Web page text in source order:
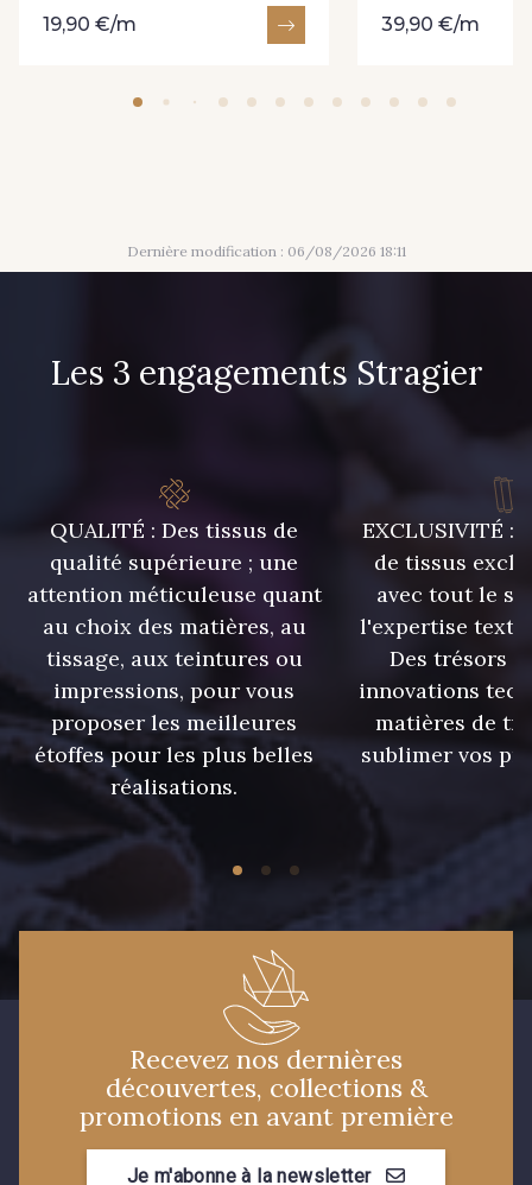
19,90 €/m 39,90 €/m
Dernière modification : 06/08/2026 18:11
Les 3 engagements Stragier
QUALITÉ : Des tissus de
qualité supérieure ; une
attention méticuleuse quant
au choix des matières, au
tissage, aux teintures ou
impressions, pour vous
proposer les meilleures
étoffes pour les plus belles
réalisations.
EXCLUSIVITÉ :
de tissus
avec tout le
l'expertise
Des trésors
innovations
matières de
sublimer vos
Recevez nos dernières
découvertes, collections &
promotions en avant première
Je m'abonne à la newsletter